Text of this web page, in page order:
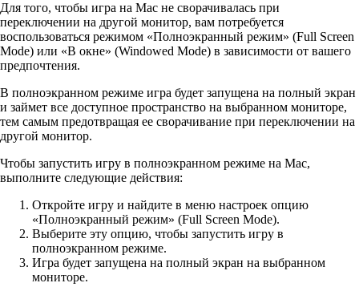
Для того, чтобы игра на Mac не сворачивалась при
переключении на другой монитор, вам потребуется
воспользоваться режимом «Полноэкранный режим» (Full Screen
Mode) или «В окне» (Windowed Mode) в зависимости от вашего
предпочтения.
В полноэкранном режиме игра будет запущена на полный экран
и займет все доступное пространство на выбранном мониторе,
тем самым предотвращая ее сворачивание при переключении на
другой монитор.
Чтобы запустить игру в полноэкранном режиме на Mac,
выполните следующие действия:
Откройте игру и найдите в меню настроек опцию
«Полноэкранный режим» (Full Screen Mode).
Выберите эту опцию, чтобы запустить игру в
полноэкранном режиме.
Игра будет запущена на полный экран на выбранном
мониторе.